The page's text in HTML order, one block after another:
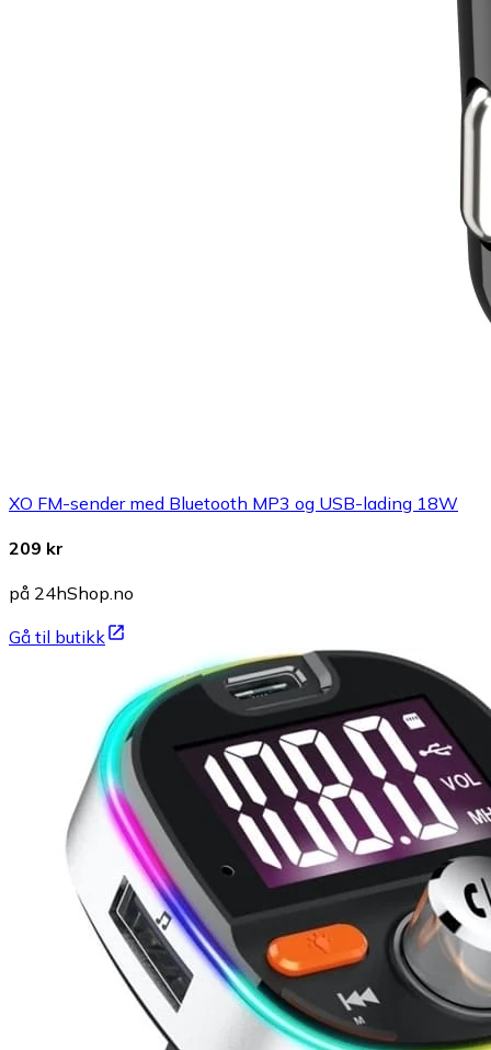
XO FM-sender med Bluetooth MP3 og USB-lading 18W
209 kr
på 24hShop.no
Gå til butikk